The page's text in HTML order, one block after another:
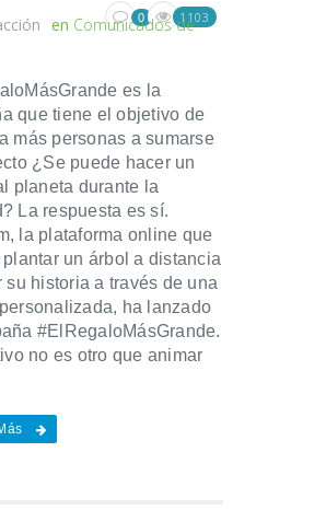
en Comunicados de
0 1103
es la
que tiene el objetivo de
más personas a sumarse
¿Se puede hacer un
planeta durante la
La respuesta es sí.
la plataforma online que
plantar un árbol a distancia
su historia a través de una
ha lanzado
#ElRegaloMásGrande.
no es otro que animar